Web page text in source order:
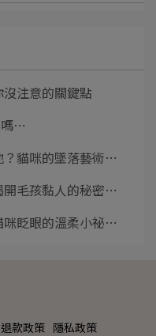
注意的關鍵點
嗎⋯
？貓咪的墜落藝術⋯
開毛孩黏人的秘密⋯
咪眨眼的溫柔小祕⋯
退款政策 隱私政策